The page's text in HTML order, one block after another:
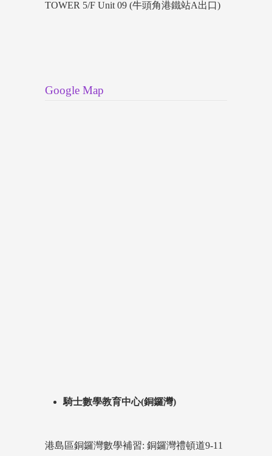
TOWER 5/F Unit 09 (牛頭角港鐵站A出口)
Google Map
騎士數學教育中心(銅鑼灣)
港島區銅鑼灣數學補習: 銅鑼灣禮頓道9-11